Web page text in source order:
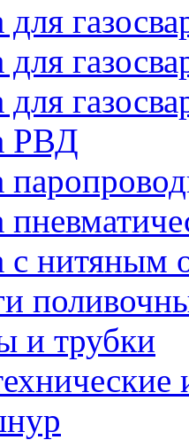
для
для
для
РВД
с нитяным
и трубки